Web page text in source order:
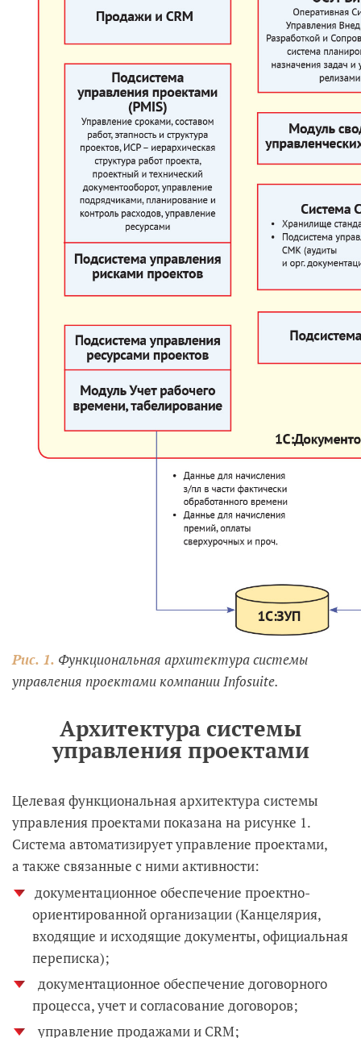
Рис. 1. Функциональная архитектура системы
управления проектами компании Infosuite.
Архитектура системы
управления проектами
Целевая функциональная архитектура системы
управления проектами показана на рисунке 1.
Система автоматизирует управление проектами,
а также связанные с ними активности:
документационное обеспечение проектно-
ориентированной организации (Канцелярия,
входящие и исходящие документы, официальная
переписка);
документационное обеспечение договорного
процесса, учет и согласование договоров;
управление продажами и CRM;